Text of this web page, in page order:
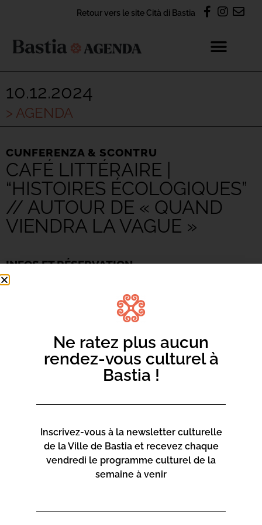
Retour vers le site Cità di Bastia
10.12.2024
> AGENDA
CUNFERENZA & SCONTRU
CAFÉ LITTÉRAIRE |
“HISTOIRES ÉCOLOGIQUES”
// AUTOUR DE « QUAND
VIENDRA LA VAGUE »
INFOS ET RÉSERVATION
Centru culturale Alb’Oru
10.12.2024 à partir de 18 h 00
Rejoignez-nous pour créer un espace de discussion
ouvert à tous autour de la littérature écologique. Le
Quand viendra la vague» d’Alice Zeniter servira
LIEU DE L'ÉVÉNEMENT
Rue St Exupéry
Ne ratez plus aucun
rendez-vous culturel à
Bastia !
Inscrivez-vous à la newsletter culturelle
de la Ville de Bastia et recevez chaque
vendredi le programme culturel de la
semaine à venir